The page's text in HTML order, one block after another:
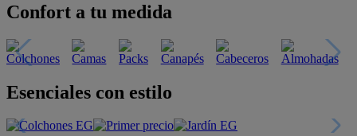
Confort a tu medida
Esenciales con estilo